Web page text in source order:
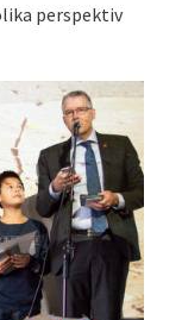
perspektiv